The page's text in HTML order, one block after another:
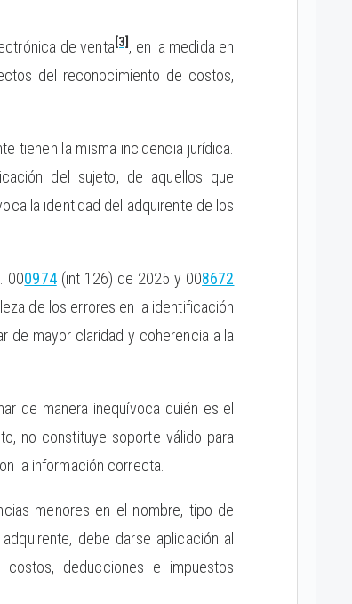
de venta [3] , en la medida en
del reconocimiento de costos,
tienen la misma incidencia jurídica.
del sujeto, de aquellos que
la identidad del adquirente de los
000974(int 126) de 2025 y 008672
de los errores en la identificación
de mayor claridad y coherencia a la
de manera inequívoca quién es el
no constituye soporte válido para
la información correcta.
menores en el nombre, tipo de
debe darse aplicación al
deducciones e impuestos